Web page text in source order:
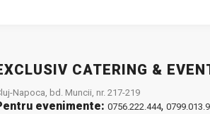
CATERING &
Napoca, bd. Muncii, nr. 217-219
evenimente: 0756.222.444,